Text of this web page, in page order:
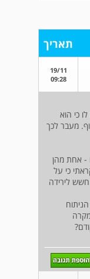
תאריך
19/11
09:28
כי הוא
מעבר לכך
- אחת מהן
כי על
לירידה